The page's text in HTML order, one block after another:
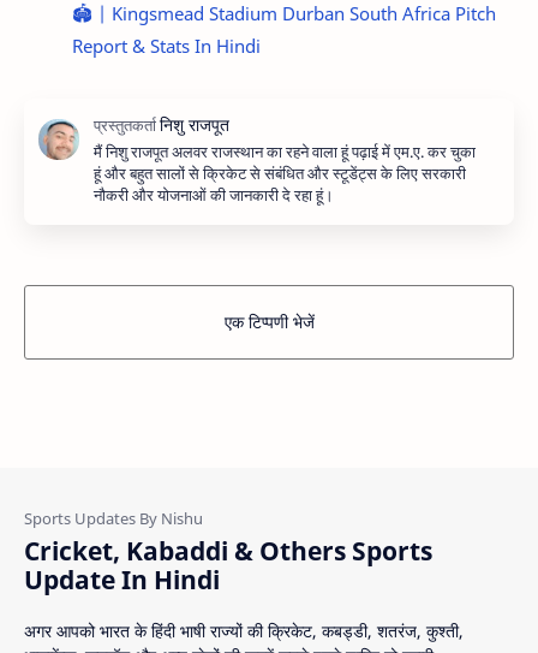
🏟️ | Kingsmead Stadium Durban South Africa Pitch
Report & Stats In Hindi
मैं निशु राजपूत अलवर राजस्थान का रहने वाला हूं पढ़ाई में एम.ए. कर चुका
हूं और बहुत सालों से क्रिकेट से संबंधित और स्टूडेंट्स के लिए सरकारी
नौकरी और योजनाओं की जानकारी दे रहा हूं।
एक टिप्पणी भेजें
Cricket, Kabaddi & Others Sports
Update In Hindi
अगर आपको भारत के हिंदी भाषी राज्यों की क्रिकेट, कबड्डी, शतरंज, कुश्ती,